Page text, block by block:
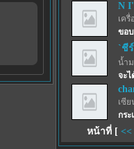
N
เค
ขอบ
`ชีร์
น้ำ
จะ
เซี
กร
หน้าที่ [ <<